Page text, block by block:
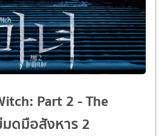
Part 2 - The
ดมือสังหาร 2